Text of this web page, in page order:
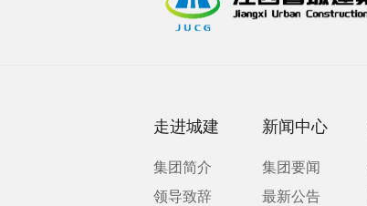
走进城建
集团简介
领导致辞
新闻中心
集团要闻
最新公告